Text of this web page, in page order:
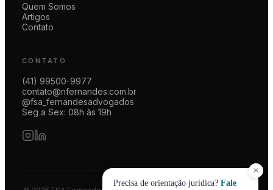
✕
Precisa de orientação jurídica? Fale
Quem Somos
Artigos
Contato
CONTATO
(41) 99500-9977
contato@nfernandes.com.br
@fsa_fernandesadvogados
Seg a Sex: 08h às 19h